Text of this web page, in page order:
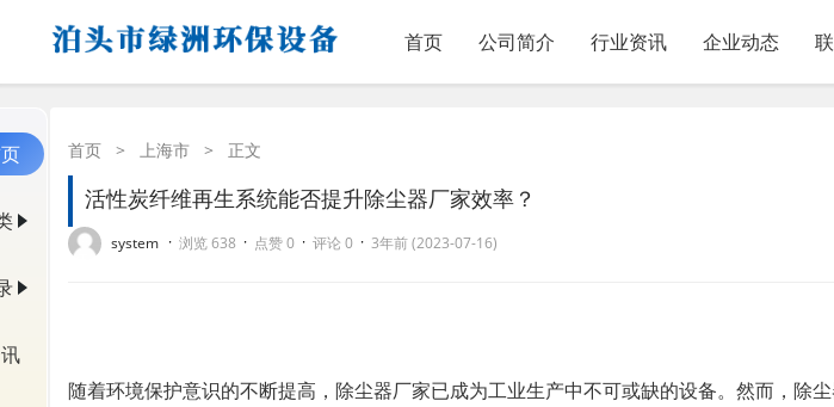
首页 公司简介 行业资讯 企业动态
首页 > 上海市 > 正文
活性炭纤维再生系统能否提升除尘器厂家效率？
system · 浏览 638 · 点赞 0 · 评论 0 · 3年前 (2023-07-16)
随着环境保护意识的不断提高，除尘器厂家已成为工业生产中不可或缺的设备。然而，除